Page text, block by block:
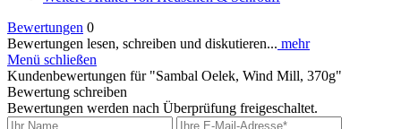
Bewertungen 0
Bewertungen lesen, schreiben und diskutieren... mehr
Menü schließen
Kundenbewertungen für "Sambal Oelek, Wind Mill, 370g"
Bewertung schreiben
Bewertungen werden nach Überprüfung freigeschaltet.